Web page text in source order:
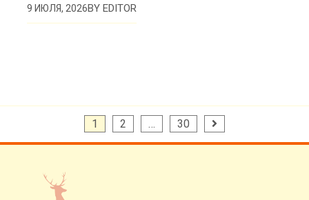
9 ИЮЛЯ, 2026BYEDITOR
Пагинация
записей
1 2 … 30